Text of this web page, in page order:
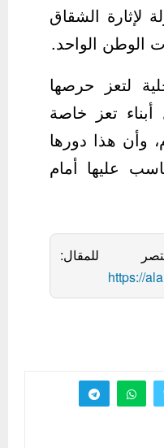
لإثارة الشقاق
الوطن الواحد.
لتعز حرصها
تعز خاصة
وأن هذا دورها
عليها أمام
للمقال:
https://